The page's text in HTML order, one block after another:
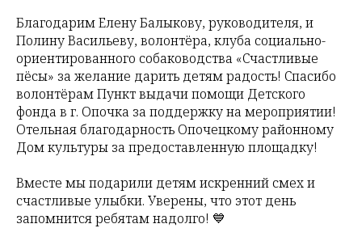
Благодарим Елену Балыкову, руководителя, и
Полину Васильеву, волонтёра, клуба социально-
ориентированного собаководства «Счастливые
пёсы» за желание дарить детям радость! Спасибо
волонтёрам Пункт выдачи помощи Детского
фонда в г. Опочка за поддержку на мероприятии!
Отельная благодарность Опочецкому районному
Дом культуры за предоставленную площадку!
Вместе мы подарили детям искренний смех и
счастливые улыбки. Уверены, что этот день
запомнится ребятам надолго! 💙